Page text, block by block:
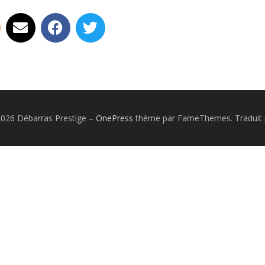
Débarras Prestige – OnePress thème par FameThemes. Traduit